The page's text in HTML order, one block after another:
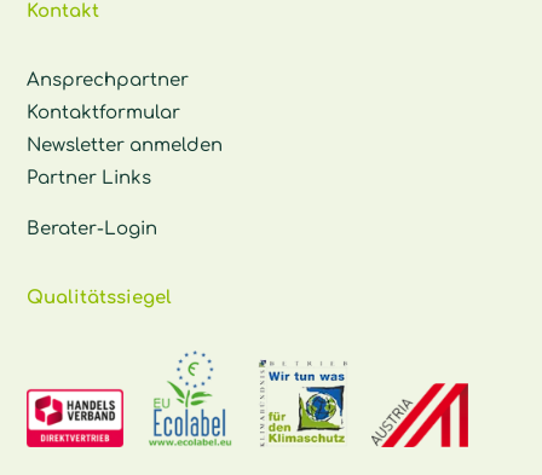
Kontakt
Ansprechpartner
Kontaktformular
Newsletter anmelden
Partner Links
Berater-Login
Qualitätssiegel